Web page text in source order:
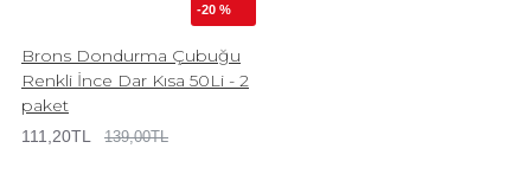
-20 %
Brons Dondurma Çubuğu
Renkli İnce Dar Kısa 50Li - 2
paket
111,20TL 139,00TL